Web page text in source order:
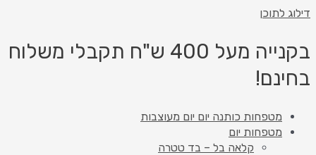
דילוג לתוכן
בקנייה מעל 400 ש"ח תקבלי משלוח
בחינם!
מטפחות כותנה יום יום מעוצבות
מטפחות יום
קלאה בל – בד טטרה